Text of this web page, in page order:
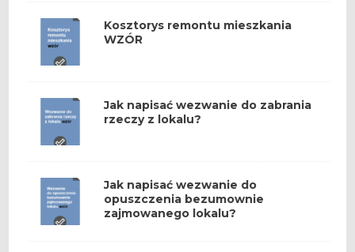
Kosztorys remontu mieszkania
WZÓR
Jak napisać wezwanie do zabrania
rzeczy z lokalu?
Jak napisać wezwanie do
opuszczenia bezumownie
zajmowanego lokalu?